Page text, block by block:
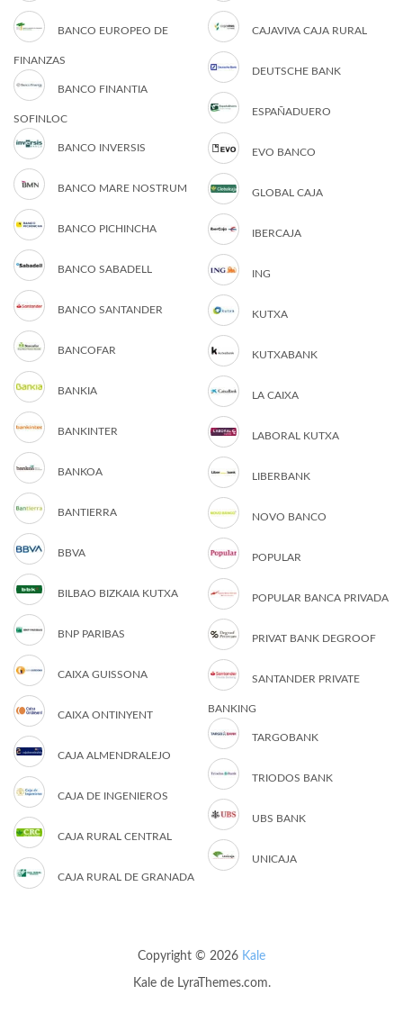
BANCO EUROPEO DE
FINANZAS
BANCO FINANTIA
SOFINLOC
BANCO INVERSIS
BANCO MARE NOSTRUM
BANCO PICHINCHA
BANCO SABADELL
BANCO SANTANDER
BANCOFAR
BANKIA
BANKINTER
BANKOA
BANTIERRA
BBVA
BILBAO BIZKAIA KUTXA
BNP PARIBAS
CAIXA GUISSONA
CAIXA ONTINYENT
CAJA ALMENDRALEJO
CAJA DE INGENIEROS
CAJA RURAL CENTRAL
CAJA RURAL DE GRANADA
CAJAVIVA CAJA RURAL
DEUTSCHE BANK
ESPAÑADUERO
EVO BANCO
GLOBAL CAJA
IBERCAJA
ING
KUTXA
KUTXABANK
LA CAIXA
LABORAL KUTXA
LIBERBANK
NOVO BANCO
POPULAR
POPULAR BANCA PRIVADA
PRIVAT BANK DEGROOF
SANTANDER PRIVATE
BANKING
TARGOBANK
TRIODOS BANK
UBS BANK
UNICAJA
Copyright © 2026 Kale
Kalede LyraThemes.com.